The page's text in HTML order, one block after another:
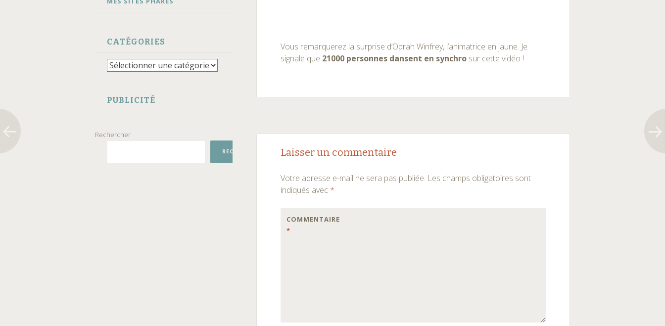
CATÉGORIES
Catégories
PUBLICITÉ
Rechercher
RECHERCHER
Vous remarquerez la surprise d’Oprah Winfrey, l’animatrice en jaune. Je
signale que 21000 personnes dansent en synchro sur cette vidéo !
Navigation
articles
Laisser un commentaire
Votre adresse e-mail ne sera pas publiée. Les champs obligatoires sont
indiqués avec *
COMMENTAIRE
*